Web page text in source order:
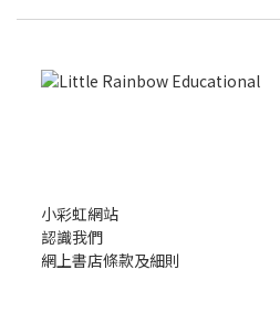
小彩虹網站
認識我們
網上書店條款及細則